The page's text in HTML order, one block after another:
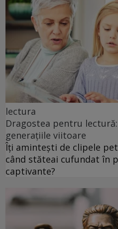
lectura
Dragostea pentru
generațiile viitoare
Îți amintești de clipele
când stăteai cufundat în
captivante?